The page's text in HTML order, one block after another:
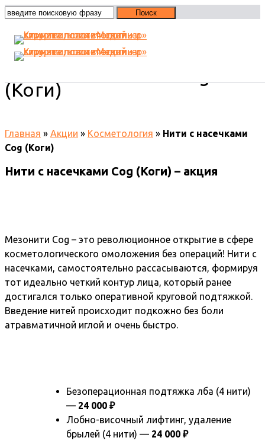
(Коги)
Главная » Акции » Косметология » Нити с насечками
Сog (Коги)
Нити с насечками Сog (Коги) – акция
Мезонити Соg – это революционное открытие в сфере
косметологического омоложения без операций! Нити с
насечками, самостоятельно рассасываются, формируя
тот идеально четкий контур лица, который ранее
достигался только оперативной круговой подтяжкой.
Введение нитей происходит подкожно без боли
атравматичной иглой и очень быстро.
Безоперационная подтяжка лба (4 нити)
— 24 000 ₽
Лобно-височный лифтинг, удаление
брылей (4 нити) — 24 000 ₽